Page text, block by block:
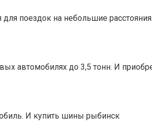
поездок на небольшие
автомобилях до 3,5 тонн. И
И купить шины рыбинск